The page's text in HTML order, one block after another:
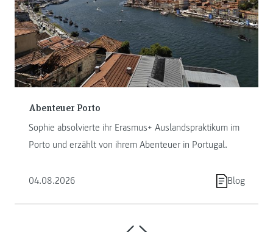
Abenteuer Porto
Sophie absolvierte ihr Erasmus+ Auslandspraktikum im
Porto und erzählt von ihrem Abenteuer in Portugal.
04.08.2026 Blog